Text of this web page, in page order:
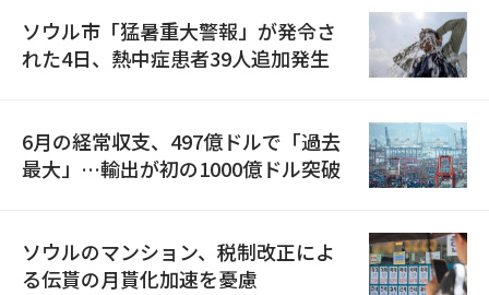
ソウル市「猛暑重大警報」が発令さ
れた4日、熱中症患者39人追加発生
6月の経常収支、497億ドルで「過去
最大」…輸出が初の1000億ドル突破
ソウルのマンション、税制改正によ
る伝貰の月貰化加速を憂慮